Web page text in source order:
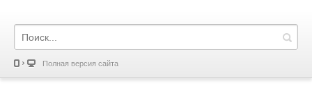
Полная версия сайта